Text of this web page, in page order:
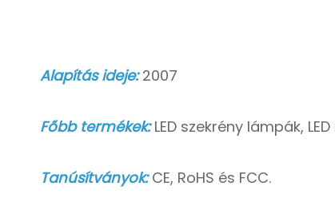
Alapítás ideje:2007
Főbb termékek:LED szekrény lámpák,
Tanúsítványok: CE, RoHS és FCC.